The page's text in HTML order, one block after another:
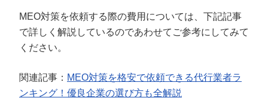
MEO対策を依頼する際の費用については、下記記事
で詳しく解説しているのであわせてご参考にしてみて
ください。
関連記事： MEO対策を格安で依頼できる代行業者ラ
ンキング！優良企業の選び方も全解説